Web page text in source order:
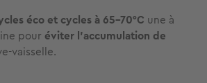
éco et cycles à 65–70°C une à
pour éviter l’accumulation de
vaisselle.